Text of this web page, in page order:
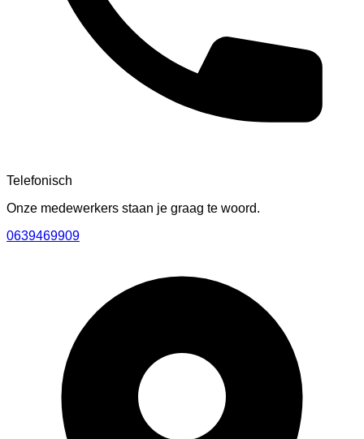
Telefonisch
Onze medewerkers staan je graag te woord.
0639469909